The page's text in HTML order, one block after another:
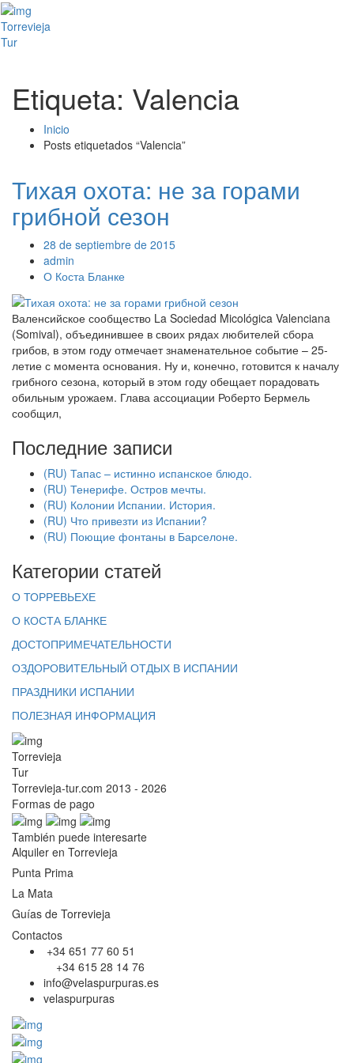
Torrevieja
Tur
Etiqueta: Valencia
Inicio
Posts etiquetados “Valencia”
Тихая охота: не за горами
грибной сезон
28 de septiembre de 2015
admin
О Коста Бланке
Валенсийское сообщество La Sociedad Micológica Valenciana
(Somival), объединившее в своих рядах любителей сбора
грибов, в этом году отмечает знаменательное событие – 25-
летие с момента основания. Ну и, конечно, готовится к началу
грибного сезона, который в этом году обещает порадовать
обильным урожаем. Глава ассоциации Роберто Бермель
сообщил,
Последние записи
(RU) Тапас – истинно испанское блюдо.
(RU) Тенерифе. Остров мечты.
(RU) Колонии Испании. История.
(RU) Что привезти из Испании?
(RU) Поющие фонтаны в Барселоне.
Категории статей
О ТОРРЕВЬЕХЕ
О КОСТА БЛАНКЕ
ДОСТОПРИМЕЧАТЕЛЬНОСТИ
ОЗДОРОВИТЕЛЬНЫЙ ОТДЫХ В ИСПАНИИ
ПРАЗДНИКИ ИСПАНИИ
ПОЛЕЗНАЯ ИНФОРМАЦИЯ
Torrevieja
Tur
Torrevieja-tur.com 2013 - 2026
Formas de pago
También puede interesarte
Alquiler en Torrevieja
Punta Prima
La Mata
Guías de Torrevieja
Contactos
+34 651 77 60 51
+34 615 28 14 76
info@velaspurpuras.es
velaspurpuras